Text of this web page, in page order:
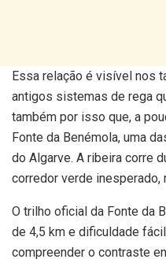
Essa relação é visível nos
antigos sistemas de rega
também por isso que, a
Fonte da Benémola, uma
do Algarve. A ribeira corre
corredor verde inesperado,
O trilho oficial da Fonte da
de 4,5 km e dificuldade
compreender o contraste